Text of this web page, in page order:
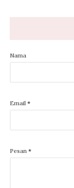
Nama
Email *
Pesan *